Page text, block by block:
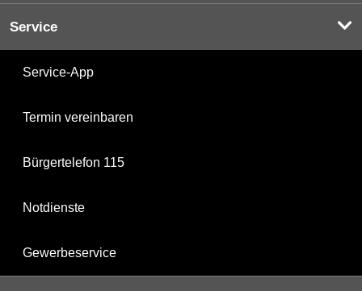
Service
Service-App
Termin vereinbaren
Bürgertelefon 115
Notdienste
Gewerbeservice